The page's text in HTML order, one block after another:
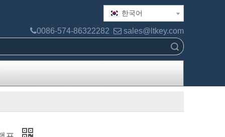
한국어
0086-574-86322282  sales@ltkey.com